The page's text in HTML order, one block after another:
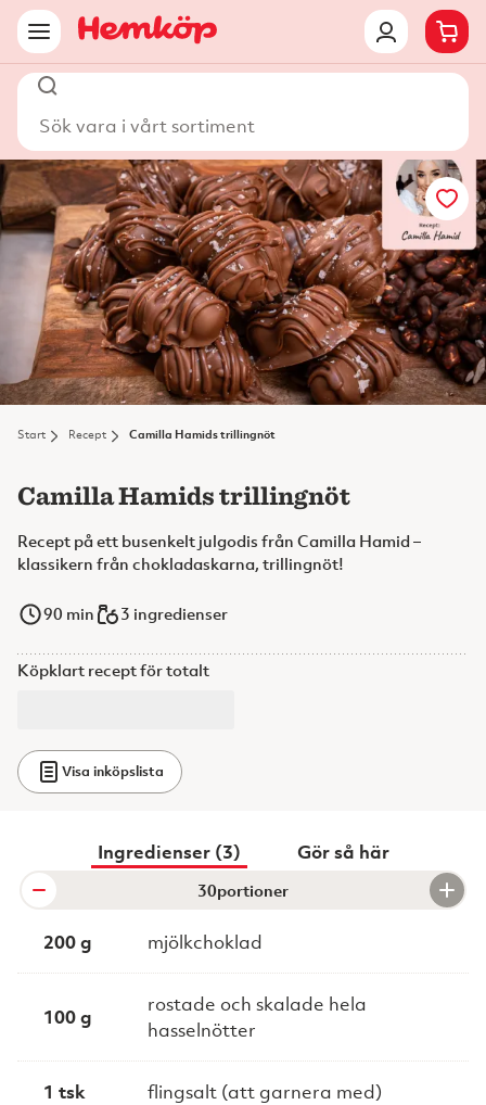
Start Recept Camilla Hamids trillingnöt
Camilla Hamids trillingnöt
Recept på ett busenkelt julgodis från Camilla Hamid –
klassikern från chokladaskarna, trillingnöt!
90 min 3 ingredienser
Köpklart recept för totalt
Visa inköpslista
Ingredienser (3) Gör så här
portioner
200 g mjölkchoklad
100 g
rostade och skalade hela
hasselnötter
1 tsk flingsalt (att garnera med)